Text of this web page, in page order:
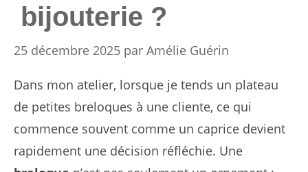
bijouterie ?
25 décembre 2025 par Amélie Guérin
Dans mon atelier, lorsque je tends un plateau
de petites breloques à une cliente, ce qui
commence souvent comme un caprice devient
rapidement une décision réfléchie. Une